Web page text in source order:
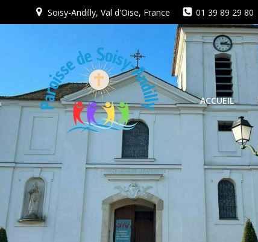
au
Soisy-Andilly, Val d'Oise, France 01 39 89 29 80
ACCUEIL